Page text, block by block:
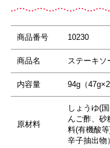
商品番号 10230
商品名 ステーキ
内容量 94g（47g×2
原材料
しょうゆ(
んご酢、砂
料(有機酸
辛子抽出物）